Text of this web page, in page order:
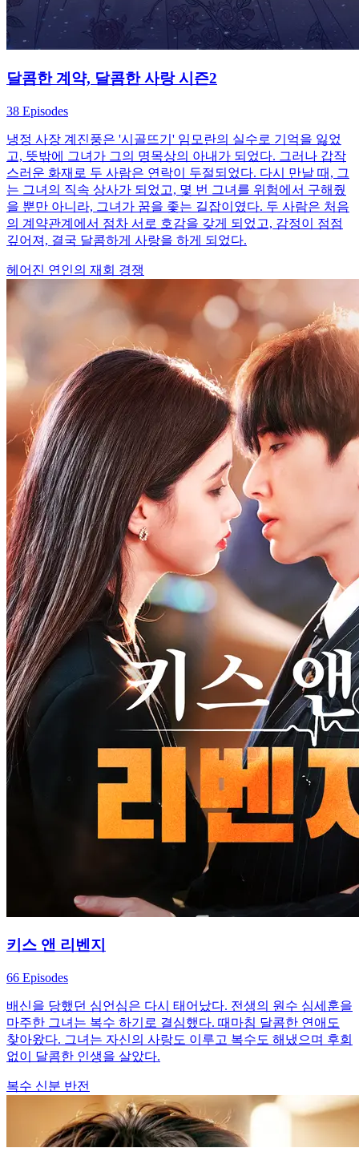
달콤한 계약, 달콤한 사랑 시즌2
38 Episodes
냉정 사장 계진풍은 '시골뜨기' 임모란의 실수로 기억을 잃었
고, 뜻밖에 그녀가 그의 명목상의 아내가 되었다. 그러나 갑작
스러운 화재로 두 사람은 연락이 두절되었다. 다시 만날 때, 그
는 그녀의 직속 상사가 되었고, 몇 번 그녀를 위험에서 구해줬
을 뿐만 아니라, 그녀가 꿈을 좇는 길잡이였다. 두 사람은 처음
의 계약관계에서 점차 서로 호감을 갖게 되었고, 감정이 점점
깊어져, 결국 달콤하게 사랑을 하게 되었다.
헤어진 연인의 재회 경쟁
키스 앤 리벤지
66 Episodes
배신을 당했던 심언심은 다시 태어났다. 전생의 원수 심세훈을
마주한 그녀는 복수 하기로 결심했다. 때마침 달콤한 연애도
찾아왔다. 그녀는 자신의 사랑도 이루고 복수도 해냈으며 후회
없이 달콤한 인생을 살았다.
복수 신분 반전